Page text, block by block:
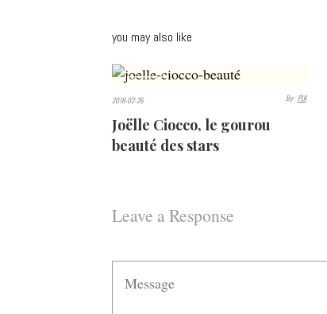
you may also like
VIEWS
2018-02-26 By: PLK
Joëlle Ciocco, le gourou
beauté des stars
Leave a Response